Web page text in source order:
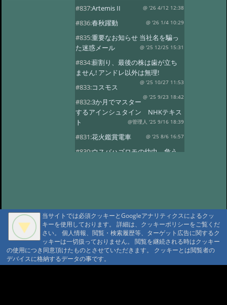
#837:Artemis II @ '26 4/12 12:38
#836:春秋躍動 @ '26 1/4 10:29
#835:重要なお知らせ 当社名を騙っ
た迷惑メール
@ '25 12/25 15:31
#834:薪割り、最後の株は歯が立ち
ません! アンドレ以外は無理!
@ '25 10/27 11:53
#833:コスモス
@ '25 9/23 18:42
#832:3か月でマスター
するアインシュタイン NHKテキス
ト
@管理人 '25 9/16 18:39
#831:花火鑑賞電車 @ '25 8/6 16:57
#830:ウスバハゴロモの幼虫、危う
#827:渋谷富ヶ谷でネマガリダケ
@ '25 6/22 14:18
#826: 使用電力量最少
記録達成!
@ '25 6/20 20:13
#825:停電 地域1580戸 @ '25 5/7 13:28
当サイトでは必須クッキーとGoogleアナリティクスによるクッ
キーを使用しております。 詳細は、クッキーポリシーをご覧くだ
さい。 個人情報、閲覧・検索履歴等、ターゲット広告に関するク
ッキーは一切扱っておりません。 閲覧を継続される時はクッキー
の使用につき同意頂けたものとさせていただきます。 クッキーとは閲覧者の
デバイスに格納するデータの事です。